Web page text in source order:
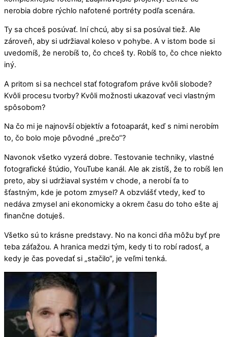
nerobia dobre rýchlo nafotené portréty podľa scenára.
Ty sa chceš posúvať. Iní chcú, aby si sa posúval tiež. Ale
zároveň, aby si udržiaval koleso v pohybe. A v istom bode si
uvedomíš, že nerobíš to, čo chceš ty. Robíš to, čo chce niekto
iný.
A pritom si sa nechcel stať fotografom práve kvôli slobode?
Kvôli procesu tvorby? Kvôli možnosti ukazovať veci vlastným
spôsobom?
Na čo mi je najnovší objektív a fotoaparát, keď s nimi nerobím
to, čo bolo moje pôvodné „prečo“?
Navonok všetko vyzerá dobre. Testovanie techniky, vlastné
fotografické štúdio, YouTube kanál. Ale ak zistíš, že to robíš len
preto, aby si udržiaval systém v chode, a nerobí ťa to
šťastným, kde je potom zmysel? A obzvlášť vtedy, keď to
nedáva zmysel ani ekonomicky a okrem času do toho ešte aj
finančne dotuješ.
Všetko sú to krásne predstavy. No na konci dňa môžu byť pre
teba záťažou. A hranica medzi tým, kedy ti to robí radosť, a
kedy je čas povedať si „stačilo“, je veľmi tenká.